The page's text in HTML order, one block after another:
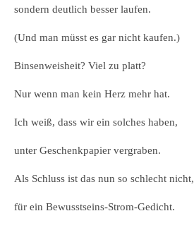
sondern deutlich besser laufen.
(Und man müsst es gar nicht kaufen.)
Binsenweisheit? Viel zu platt?
Nur wenn man kein Herz mehr hat.
Ich weiß, dass wir ein solches haben,
unter Geschenkpapier vergraben.
Als Schluss ist das nun so schlecht nicht,
für ein Bewusstseins-Strom-Gedicht.